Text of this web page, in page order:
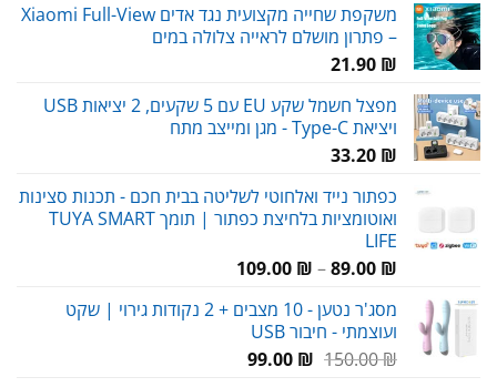
משקפת שחייה מקצועית נגד אדים Xiaomi Full-View
– פתרון מושלם לראייה צלולה במים
21.90 ₪
מפצל חשמל שקע EU עם 5 שקעים, 2 יציאות USB
ויציאת Type-C - מגן ומייצב מתח
33.20 ₪
כפתור נייד ואלחוטי לשליטה בבית חכם - תכנות סצינות
ואוטומציות בלחיצת כפתור | תומך TUYA SMART
LIFE
89.00 ₪
–
109.00 ₪
מסג'ר נטען - 10 מצבים + 2 נקודות גירוי | שקט
ועוצמתי - חיבור USB
150.00₪
המחיר99.00 ₪
המחיר